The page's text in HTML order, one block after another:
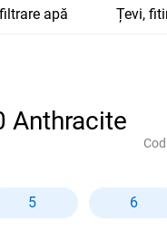
apă Țevi,
Anthracite
5 6